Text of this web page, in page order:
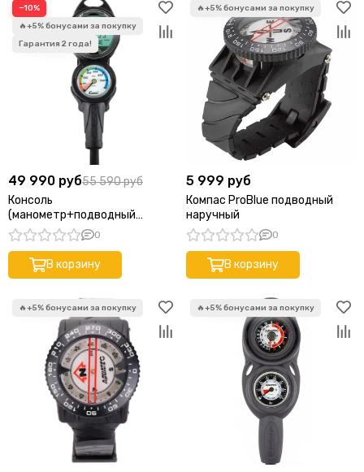
−10%
49 990 руб55 590 руб
Консоль
(манометр+подводный
компьютер) Cressi Donatello
KS870210 для дайвинга
0
В корзину
5 999 руб
Компас ProBlue подводный
наручный
0
В корзину